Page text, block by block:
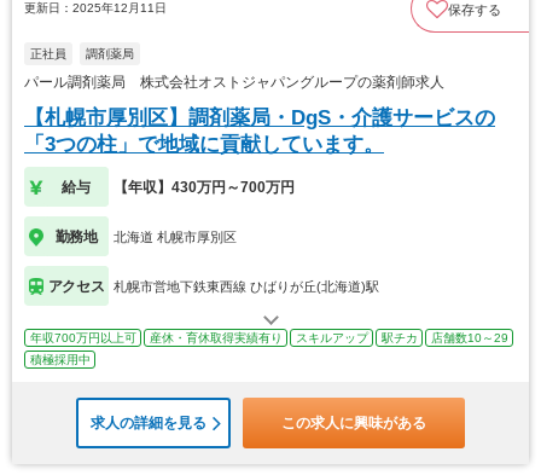
更新日：2025年12月11日 保存する
正社員 調剤薬局
パール調剤薬局 株式会社オストジャパングループの薬剤師求人
【札幌市厚別区】調剤薬局・DgS・介護サービスの
「3つの柱」で地域に貢献しています。
給与 【年収】430万円～700万円
勤務地 北海道 札幌市厚別区
アクセス 札幌市営地下鉄東西線 ひばりが丘(北海道)駅
年収700万円以上可 産休・育休取得実績有り スキルアップ 駅チカ
店舗数10～29
積極採用中
求人の詳細を見る この求人に興味がある